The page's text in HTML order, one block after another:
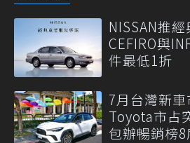
NISSAN推
CEFIRO與
件最低1折
7月台灣新
Toyota市占
包辦暢銷榜8